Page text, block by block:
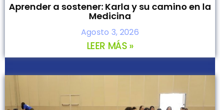
Aprender a sostener: Karla y su camino en la
Medicina
Agosto 3, 2026
LEER MÁS »